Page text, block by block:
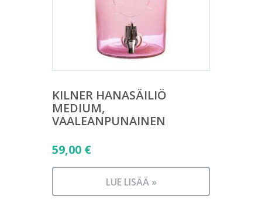
KILNER HANASÄILIÖ
MEDIUM,
VAALEANPUNAINEN
59,00 €
LUE LISÄÄ »